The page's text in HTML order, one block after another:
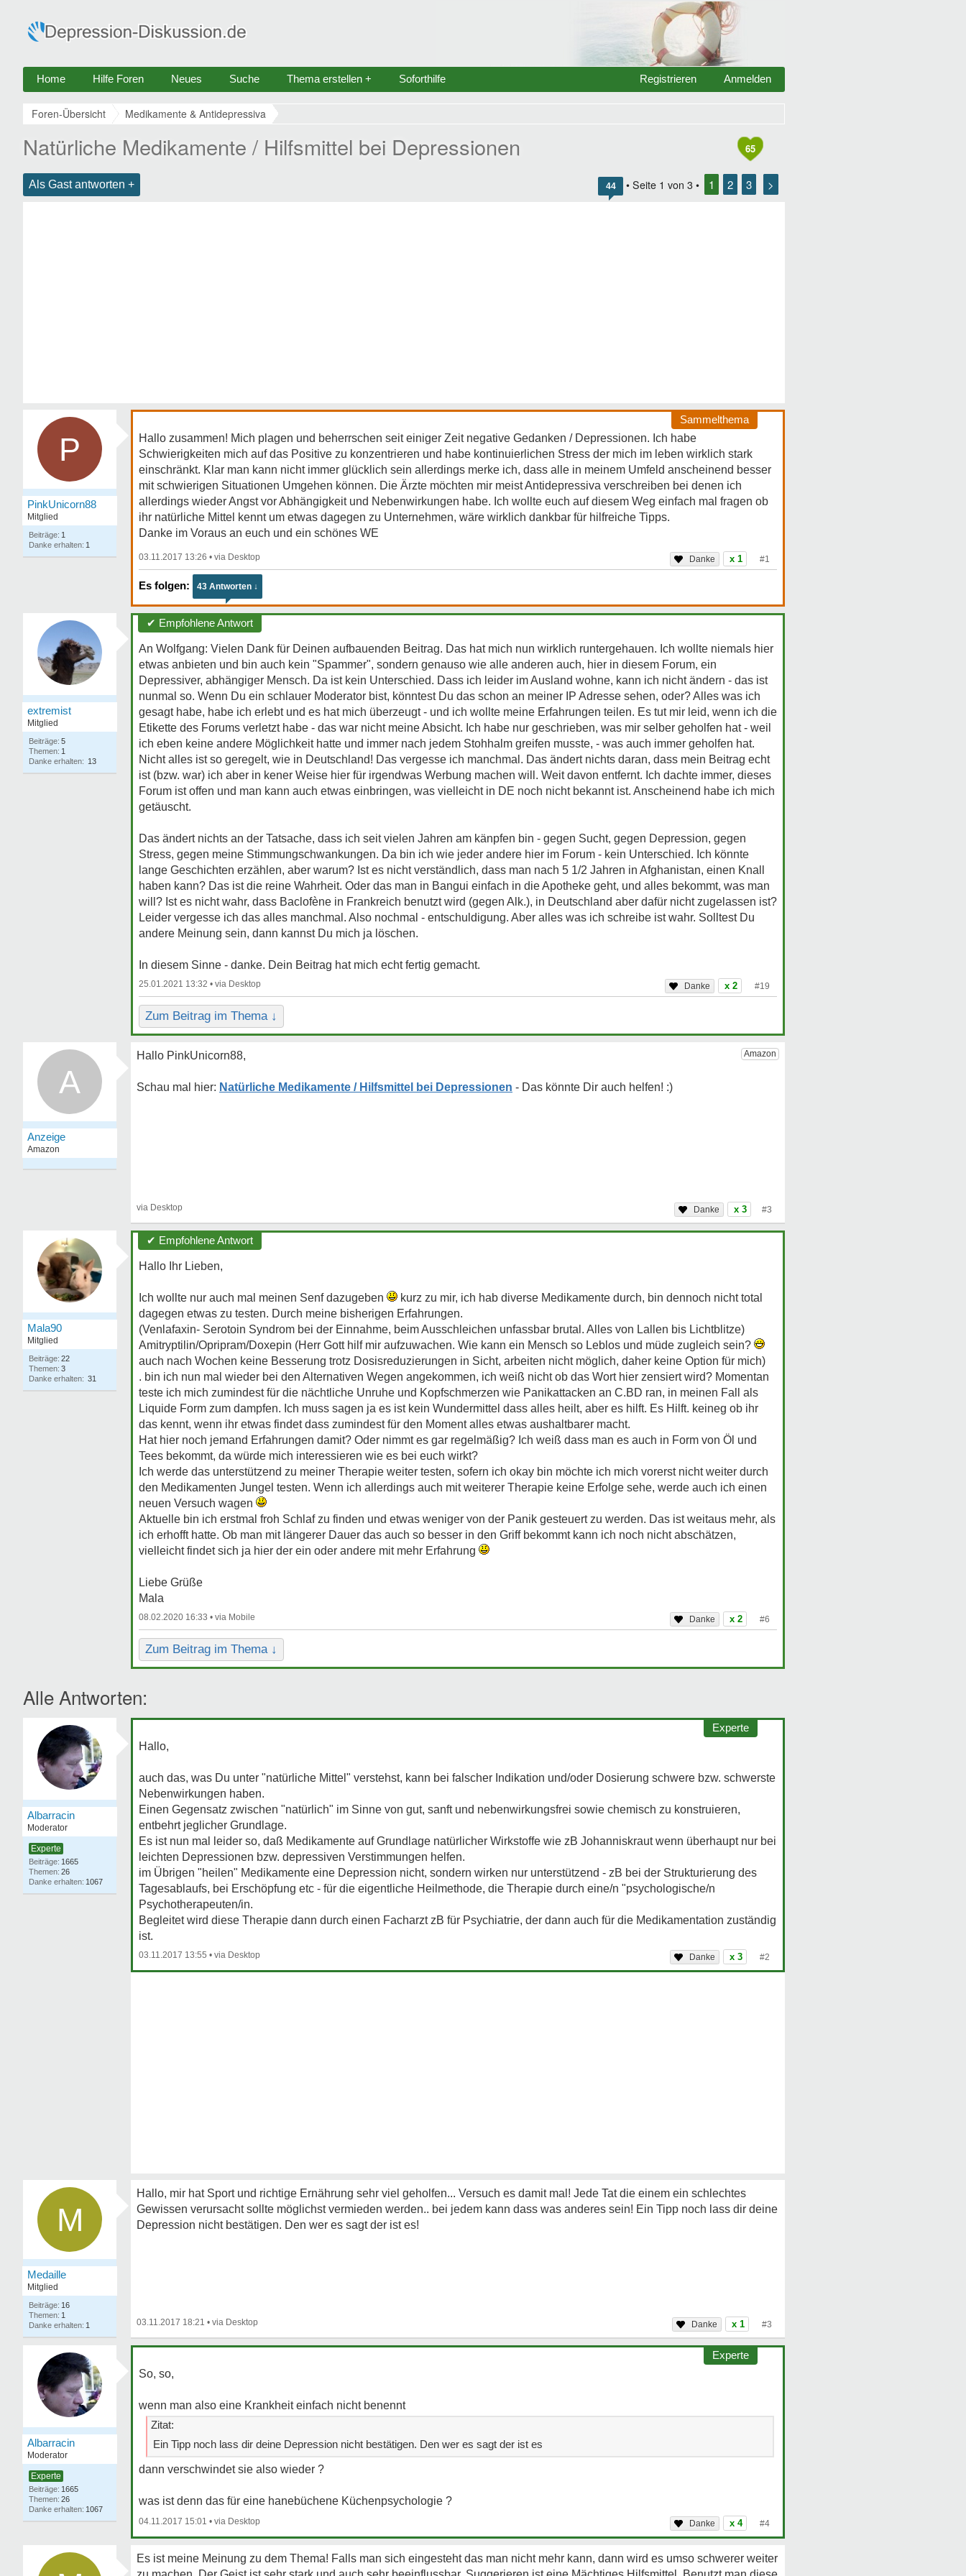
Home Hilfe Foren Neues Suche Thema erstellen + Soforthilfe Anmelden
Registrieren
Foren-Übersicht Medikamente & Antidepressiva
65
Natürliche Medikamente / Hilfsmittel bei Depressionen
Als Gast antworten + 44 • Seite 1 von 3 • 1 2 3 >
P
PinkUnicorn88
Mitglied
1
1
Sammelthema
Hallo zusammen! Mich plagen und beherrschen seit einiger Zeit negative Gedanken / Depressionen. Ich habe
Schwierigkeiten mich auf das Positive zu konzentrieren und habe kontinuierlichen Stress der mich im leben wirklich stark
einschränkt. Klar man kann nicht immer glücklich sein allerdings merke ich, dass alle in meinem Umfeld anscheinend besser
mit schwierigen Situationen Umgehen können. Die Ärzte möchten mir meist Antidepressiva verschreiben bei denen ich
allerdings wieder Angst vor Abhängigkeit und Nebenwirkungen habe. Ich wollte euch auf diesem Weg einfach mal fragen ob
ihr natürliche Mittel kennt um etwas dagegen zu Unternehmen, wäre wirklich dankbar für hilfreiche Tipps.
Danke im Voraus an euch und ein schönes WE
03.11.2017 13:26 • x 1 #1
43 Antworten ↓
extremist
Mitglied
Beiträge: 5
Themen: 1
Danke erhalten: 13
✔ Empfohlene Antwort
An Wolfgang: Vielen Dank für Deinen aufbauenden Beitrag. Das hat mich nun wirklich runtergehauen. Ich wollte niemals hier
etwas anbieten und bin auch kein "Spammer", sondern genauso wie alle anderen auch, hier in diesem Forum, ein
Depressiver, abhängiger Mensch. Da ist kein Unterschied. Dass ich leider im Ausland wohne, kann ich nicht ändern - das ist
nunmal so. Wenn Du ein schlauer Moderator bist, könntest Du das schon an meiner IP Adresse sehen, oder? Alles was ich
gesagt habe, habe ich erlebt und es hat mich überzeugt - und ich wollte meine Erfahrungen teilen. Es tut mir leid, wenn ich die
Etikette des Forums verletzt habe - das war nicht meine Absicht. Ich habe nur geschrieben, was mir selber geholfen hat - weil
ich eben keine andere Möglichkeit hatte und immer nach jedem Stohhalm greifen musste, - was auch immer geholfen hat.
Nicht alles ist so geregelt, wie in Deutschland! Das vergesse ich manchmal. Das ändert nichts daran, dass mein Beitrag echt
ist (bzw. war) ich aber in kener Weise hier für irgendwas Werbung machen will. Weit davon entfernt. Ich dachte immer, dieses
Forum ist offen und man kann auch etwas einbringen, was vielleicht in DE noch nicht bekannt ist. Anscheinend habe ich mich
getäuscht.
Das ändert nichts an der Tatsache, dass ich seit vielen Jahren am känpfen bin - gegen Sucht, gegen Depression, gegen
Stress, gegen meine Stimmungschwankungen. Da bin ich wie jeder andere hier im Forum - kein Unterschied. Ich könnte
lange Geschichten erzählen, aber warum? Ist es nicht verständlich, dass man nach 5 1/2 Jahren in Afghanistan, einen Knall
haben kann? Das ist die reine Wahrheit. Oder das man in Bangui einfach in die Apotheke geht, und alles bekommt, was man
will? Ist es nicht wahr, dass Baclofène in Frankreich benutzt wird (gegen Alk.), in Deutschland aber dafür nicht zugelassen ist?
Leider vergesse ich das alles manchmal. Also nochmal - entschuldigung. Aber alles was ich schreibe ist wahr. Solltest Du
andere Meinung sein, dann kannst Du mich ja löschen.
In diesem Sinne - danke. Dein Beitrag hat mich echt fertig gemacht.
25.01.2021 13:32 • x 2 #19
Zum Beitrag im Thema ↓
A
Hallo PinkUnicorn88,
Natürliche Medikamente / Hilfsmittel bei Depressionen
x 3 #3
Mala90
Mitglied
Beiträge: 22
Themen: 3
Danke erhalten: 31
✔ Empfohlene Antwort
Hallo Ihr Lieben,
Ich wollte nur auch mal meinen Senf dazugeben
kurz zu mir, ich hab diverse Medikamente durch, bin dennoch nicht total
dagegen etwas zu testen. Durch meine bisherigen Erfahrungen.
(Venlafaxin- Serotoin Syndrom bei der Einnahme, beim Ausschleichen unfassbar brutal. Alles von Lallen bis Lichtblitze)
Amitryptilin/Opripram/Doxepin (Herr Gott hilf mir aufzuwachen. Wie kann ein Mensch so Leblos und müde zugleich sein?
auch nach Wochen keine Besserung trotz Dosisreduzierungen in Sicht, arbeiten nicht möglich, daher keine Option für mich)
. bin ich nun mal wieder bei den Alternativen Wegen angekommen, ich weiß nicht ob das Wort hier zensiert wird? Momentan
teste ich mich zumindest für die nächtliche Unruhe und Kopfschmerzen wie Panikattacken an C.BD ran, in meinen Fall als
Liquide Form zum dampfen. Ich muss sagen ja es ist kein Wundermittel dass alles heilt, aber es hilft. Es Hilft. keineg ob ihr
das kennt, wenn ihr etwas findet dass zumindest für den Moment alles etwas aushaltbarer macht.
Hat hier noch jemand Erfahrungen damit? Oder nimmt es gar regelmäßig? Ich weiß dass man es auch in Form von Öl und
Tees bekommt, da würde mich interessieren wie es bei euch wirkt?
Ich werde das unterstützend zu meiner Therapie weiter testen, sofern ich okay bin möchte ich mich vorerst nicht weiter durch
den Medikamenten Jungel testen. Wenn ich allerdings auch mit weiterer Therapie keine Erfolge sehe, werde auch ich einen
neuen Versuch wagen
Aktuelle bin ich erstmal froh Schlaf zu finden und etwas weniger von der Panik gesteuert zu werden. Das ist weitaus mehr, als
ich erhofft hatte. Ob man mit längerer Dauer das auch so besser in den Griff bekommt kann ich noch nicht abschätzen,
vielleicht findet sich ja hier der ein oder andere mit mehr Erfahrung
Liebe Grüße
Mala
08.02.2020 16:33 • x 2 #6
Zum Beitrag im Thema ↓
Alle Antworten:
Albarracin
Moderator
Experte
1665
26
1067
Experte
Hallo,
auch das, was Du unter "natürliche Mittel" verstehst, kann bei falscher Indikation und/oder Dosierung schwere bzw. schwerste
Nebenwirkungen haben.
Einen Gegensatz zwischen "natürlich" im Sinne von gut, sanft und nebenwirkungsfrei sowie chemisch zu konstruieren,
entbehrt jeglicher Grundlage.
Es ist nun mal leider so, daß Medikamente auf Grundlage natürlicher Wirkstoffe wie zB Johanniskraut wenn überhaupt nur bei
leichten Depressionen bzw. depressiven Verstimmungen helfen.
im Übrigen "heilen" Medikamente eine Depression nicht, sondern wirken nur unterstützend - zB bei der Strukturierung des
Tagesablaufs, bei Erschöpfung etc - für die eigentliche Heilmethode, die Therapie durch eine/n "psychologische/n
Psychotherapeuten/in.
Begleitet wird diese Therapie dann durch einen Facharzt zB für Psychiatrie, der dann auch für die Medikamentation zuständig
ist.
03.11.2017 13:55 • x 3 #2
M
Medaille
Mitglied
16
1
1
Hallo, mir hat Sport und richtige Ernährung sehr viel geholfen... Versuch es damit mal! Jede Tat die einem ein schlechtes
Gewissen verursacht sollte möglichst vermieden werden.. bei jedem kann dass was anderes sein! Ein Tipp noch lass dir deine
Depression nicht bestätigen. Den wer es sagt der ist es!
03.11.2017 18:21 • x 1 #3
Albarracin
Moderator
Experte
1665
26
1067
Experte
So, so,
wenn man also eine Krankheit einfach nicht benennt
Zitat:
Ein Tipp noch lass dir deine Depression nicht bestätigen. Den wer es sagt der ist es
dann verschwindet sie also wieder ?
was ist denn das für eine hanebüchene Küchenpsychologie ?
04.11.2017 15:01 • x 4 #4
Es ist meine Meinung zu dem Thema! Falls man sich eingesteht das man nicht mehr kann, dann wird es umso schwerer weiter